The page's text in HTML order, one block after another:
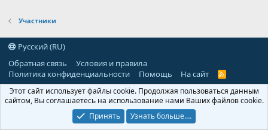
Участники
Русский (RU)
Обратная связь
Условия и правила
Политика конфиденциальности
Помощь На сайт
R
S
Этот сайт использует файлы cookie. Продолжая пользоваться данным
сайтом, Вы соглашаетесь на использование нами Ваших файлов cookie.
Принять
Узнать больше.…